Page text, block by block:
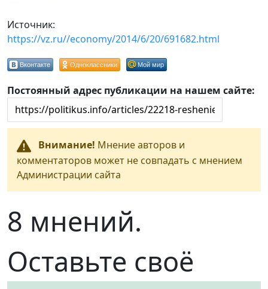
Источник:
https://vz.ru//economy/2014/6/20/691682.html
Вконтакте Одноклассники Мой мир
Постоянный адрес публикации на нашем сайте:
Внимание! Мнение авторов и
комментаторов может не совпадать с мнением
Администрации сайта
8 мнений.
Оставьте своё